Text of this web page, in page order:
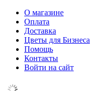
О магазине
Оплата
Доставка
Цветы для Бизнеса
Помощь
Контакты
Войти на сайт